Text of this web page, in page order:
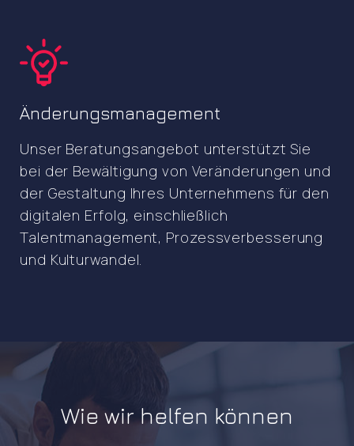
Änderungsmanagement
Unser Beratungsangebot unterstützt Sie
bei der Bewältigung von Veränderungen und
der Gestaltung Ihres Unternehmens für den
digitalen Erfolg, einschließlich
Talentmanagement, Prozessverbesserung
und Kulturwandel.
Wie wir helfen können